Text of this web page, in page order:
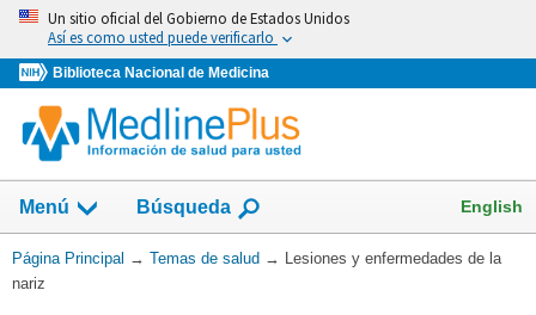
Omita
vaya
al
Contenido
Un sitio oficial del Gobierno de Estados Unidos
Así es como usted puede verificarlo
Biblioteca Nacional de Medicina
Menú
Mostrar
campo
de
Búsqueda English
Usted
está
Página Principal → Temas de salud →
Lesiones y enfermedades de la
nariz